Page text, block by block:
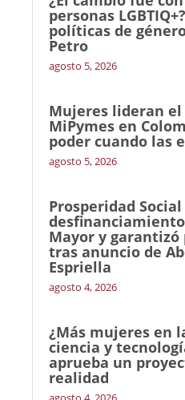
personas
políticas de
Petro
agosto 5, 2026
Mujeres lideran el
MiPymes en
poder cuando las
agosto 5, 2026
Prosperidad
Mayor y garantizó
tras anuncio de
Espriella
agosto 4, 2026
¿Más mujeres en
ciencia y
aprueba un
realidad